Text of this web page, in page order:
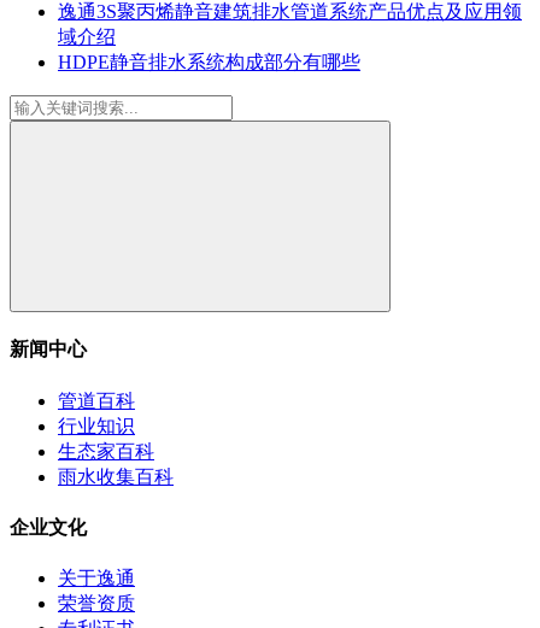
逸通3S聚丙烯静音建筑排水管道系统产品优点及应用领
域介绍
HDPE静音排水系统构成部分有哪些
新闻中心
管道百科
行业知识
生态家百科
雨水收集百科
企业文化
关于逸通
荣誉资质